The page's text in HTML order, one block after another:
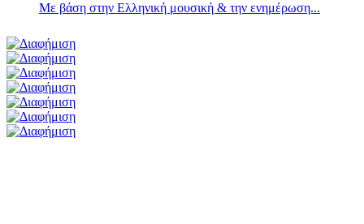
Με βάση στην Ελληνική μουσική & την ενημέρωση...